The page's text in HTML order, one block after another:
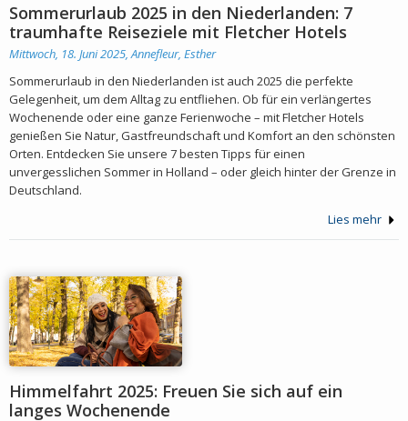
Sommerurlaub 2025 in den Niederlanden: 7
traumhafte Reiseziele mit Fletcher Hotels
Mittwoch, 18. Juni 2025, Annefleur, Esther
Sommerurlaub in den Niederlanden ist auch 2025 die perfekte
Gelegenheit, um dem Alltag zu entfliehen. Ob für ein verlängertes
Wochenende oder eine ganze Ferienwoche – mit Fletcher Hotels
genießen Sie Natur, Gastfreundschaft und Komfort an den schönsten
Orten. Entdecken Sie unsere 7 besten Tipps für einen
unvergesslichen Sommer in Holland – oder gleich hinter der Grenze in
Deutschland.
Lies mehr
Himmelfahrt 2025: Freuen Sie sich auf ein
langes Wochenende